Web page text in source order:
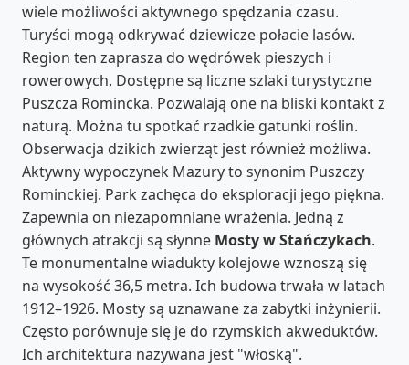
wiele możliwości aktywnego spędzania czasu.
Turyści mogą odkrywać dziewicze połacie lasów.
Region ten zaprasza do wędrówek pieszych i
rowerowych. Dostępne są liczne szlaki turystyczne
Puszcza Romincka. Pozwalają one na bliski kontakt z
naturą. Można tu spotkać rzadkie gatunki roślin.
Obserwacja dzikich zwierząt jest również możliwa.
Aktywny wypoczynek Mazury to synonim Puszczy
Rominckiej. Park zachęca do eksploracji jego piękna.
Zapewnia on niezapomniane wrażenia. Jedną z
głównych atrakcji są słynne Mosty w Stańczykach.
Te monumentalne wiadukty kolejowe wznoszą się
na wysokość 36,5 metra. Ich budowa trwała w latach
1912–1926. Mosty są uznawane za zabytki inżynierii.
Często porównuje się je do rzymskich akweduktów.
Ich architektura nazywana jest "włoską".